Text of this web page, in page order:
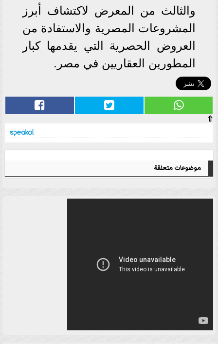
والثالث من المعرض لاكتشاف أبرز
المشروعات المصرية والاستفادة من
العروض الحصرية التي يقدمها كبار
المطورين العقاريين في مصر.
⇧
موضوعات متعلقة